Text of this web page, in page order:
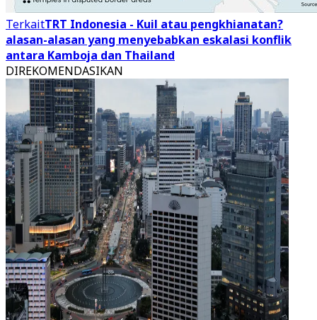
TerkaitTRT Indonesia - Kuil atau pengkhianatan?
alasan-alasan yang menyebabkan eskalasi konflik
antara Kamboja dan Thailand
DIREKOMENDASIKAN